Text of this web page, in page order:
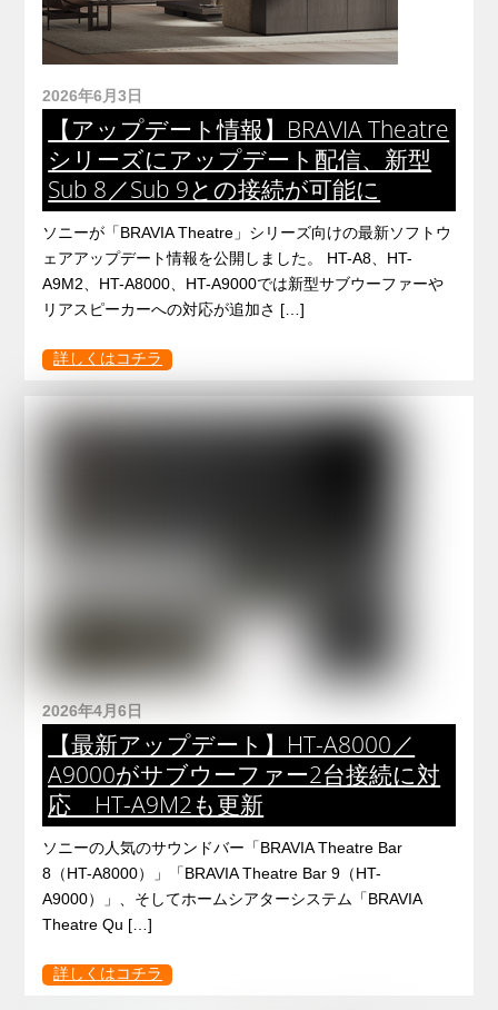
2026年6月3日
【アップデート情報】BRAVIA Theatre
シリーズにアップデート配信、新型
Sub 8／Sub 9との接続が可能に
ソニーが「BRAVIA Theatre」シリーズ向けの最新ソフトウ
ェアアップデート情報を公開しました。 HT-A8、HT-
A9M2、HT-A8000、HT-A9000では新型サブウーファーや
リアスピーカーへの対応が追加さ […]
詳しくはコチラ
2026年4月6日
【最新アップデート】HT-A8000／
A9000がサブウーファー2台接続に対
応 HT-A9M2も更新
ソニーの人気のサウンドバー「BRAVIA Theatre Bar
8（HT-A8000）」「BRAVIA Theatre Bar 9（HT-
A9000）」、そしてホームシアターシステム「BRAVIA
Theatre Qu […]
詳しくはコチラ